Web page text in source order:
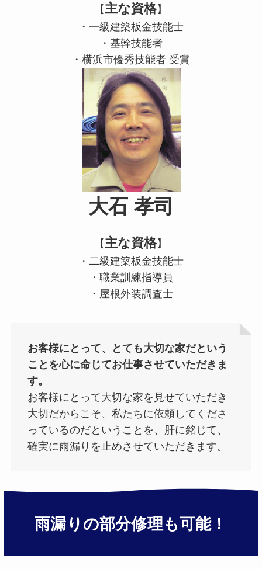
【 主な資格】
・一級建築板金技能士
・基幹技能者
・横浜市優秀技能者 受賞
大石 孝司
【主な資格】
・二級建築板金技能士
・職業訓練指導員
・屋根外装調査士
お客様にとって、とても大切な家だという
ことを心に命じてお仕事させていただきま
す。
お客様にとって大切な家を見せていただき
大切だからこそ、私たちに依頼してくださ
っているのだということを、肝に銘じて、
確実に雨漏りを止めさせていただきます。
雨漏りの部分修理も可能！